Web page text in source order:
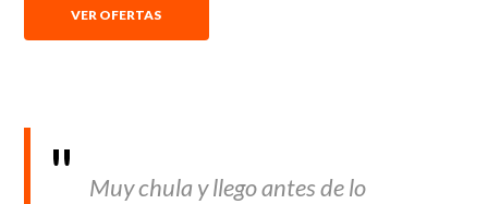
VER OFERTAS
Muy chula y llego antes de lo